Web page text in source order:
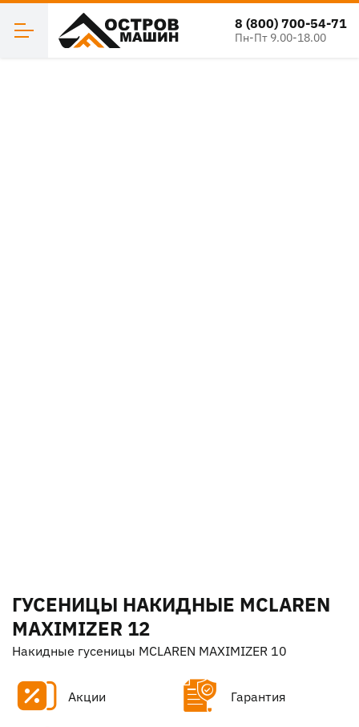
8 (800) 700-54-71
Пн-Пт 9.00-18.00
ГУСЕНИЦЫ НАКИДНЫЕ MCLAREN
MAXIMIZER 12
Накидные гусеницы MCLAREN MAXIMIZER 10
Акции Гарантия